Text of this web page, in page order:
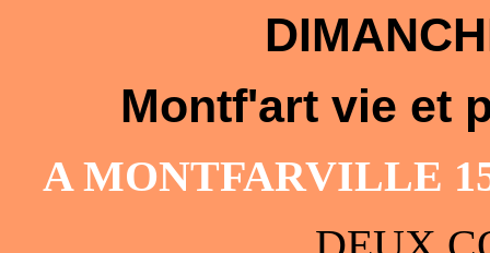
Montf'art vie et
A MONTFARVILLE